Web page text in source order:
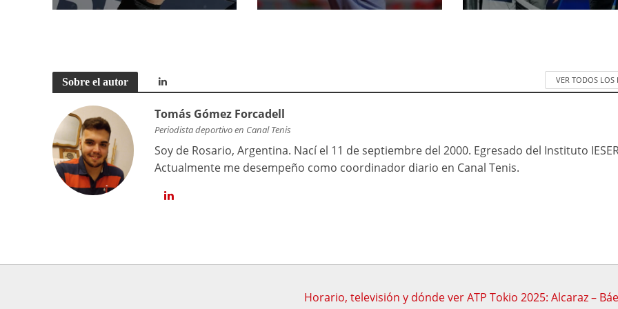
Sobre el autor VER TODOS LOS
Tomás Gómez Forcadell
Periodista deportivo en Canal Tenis
Soy de Rosario, Argentina. Nací el 11 de septiembre del 2000. Egresado del Instituto
Actualmente me desempeño como coordinador diario en Canal Tenis.
Horario, televisión y dónde ver ATP Tokio 2025: Alcaraz –